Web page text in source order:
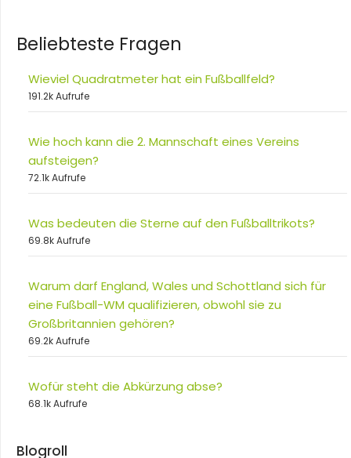
Beliebteste Fragen
Wieviel Quadratmeter hat ein Fußballfeld?
191.2k Aufrufe
Wie hoch kann die 2. Mannschaft eines Vereins
aufsteigen?
72.1k Aufrufe
Was bedeuten die Sterne auf den Fußballtrikots?
69.8k Aufrufe
Warum darf England, Wales und Schottland sich für
eine Fußball-WM qualifizieren, obwohl sie zu
Großbritannien gehören?
69.2k Aufrufe
Wofür steht die Abkürzung abse?
68.1k Aufrufe
Blogroll